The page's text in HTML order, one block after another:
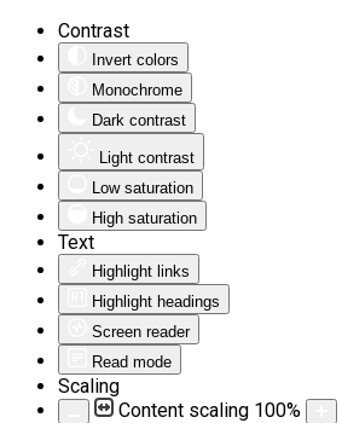
Contrast
Invert colors
Monochrome
Dark contrast
Light contrast
Low saturation
High saturation
Text
Highlight links
Highlight headings
Screen reader
Read mode
Scaling
Content scaling 100%